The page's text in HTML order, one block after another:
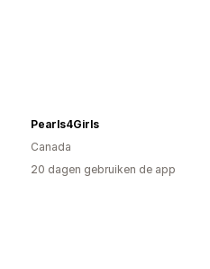
Pearls4Girls
Canada
20 dagen gebruiken de app